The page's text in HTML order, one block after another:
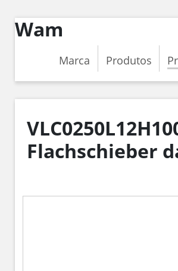
Wam
Marca Produtos
Flachschieber